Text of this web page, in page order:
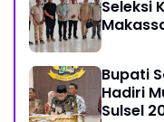
Seleksi
Bupati
Hadiri
Sulsel